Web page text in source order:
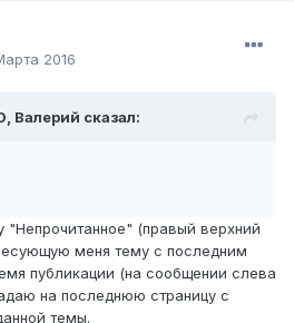
2016
Валерий сказал:
"Непрочитанное" (правый верхний
меня тему с последним
публикации (на сообщении слева
на последнюю страницу с
темы.